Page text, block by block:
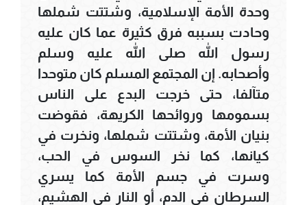
وحدة الأمة الإسلامية، وشتتت شملها
وحادت بسببه فرق كثيرة عما كان عليه
رسول الله صلى الله عليه وسلم
وأصحابه. إن المجتمع المسلم كان متوحدا
متآلفا، حتى خرجت البدع على الناس
بسمومها وروائحها الكريهة، فقوضت
بنيان الأمة، وشتتت شملها، ونخرت في
كيانها، كما نخر السوس في الحب،
وسرت في جسم الأمة كما يسري
السرطان في الدم، أو النار في الهشيم،